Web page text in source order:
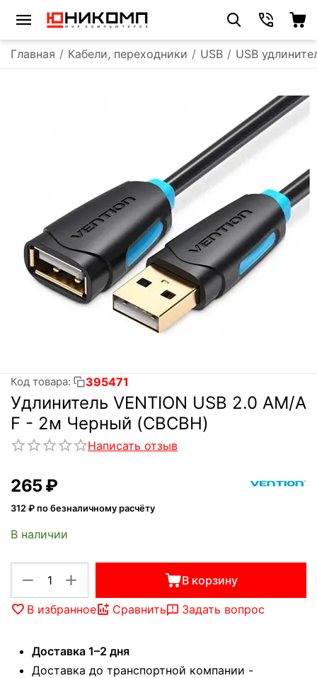
Главная / Кабели, переходники / USB / USB
Код товара: 395471
Удлинитель VENTION USB 2.0 AM/A
F - 2м Черный (CBCBH)
Написать отзыв
‍265‍₽
312 ₽ по безналичному расчёту
В наличии
+
− В корзину
В избранное Сравнить Задать вопрос
Доставка 1–2 дня
Доставка до транспортной компании -